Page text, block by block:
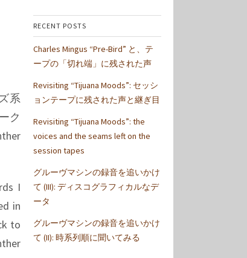
系
ク
I
in
to
RECENT POSTS
Charles Mingus “Pre-Bird” と、テ
ープの「切れ端」に残された声
Revisiting “Tijuana Moods”: セッシ
ョンテープに残された声と継ぎ目
Revisiting “Tijuana Moods”: the
voices and the seams left on the
session tapes
グルーヴマシンの録音を追いかけ
て (III): ディスコグラフィカルなデ
ータ
グルーヴマシンの録音を追いかけ
て (II): 時系列順に聞いてみる